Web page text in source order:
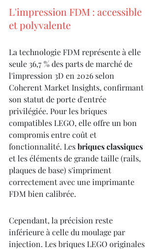
L'impression FDM : accessible
et polyvalente
La technologie FDM représente à elle
seule 36,7 % des parts de marché de
l'impression 3D en 2026 selon
Coherent Market Insights, confirmant
son statut de porte d'entrée
privilégiée. Pour les briques
compatibles LEGO, elle offre un bon
compromis entre coût et
fonctionnalité. Les briques classiques
et les éléments de grande taille (rails,
plaques de base) s'impriment
correctement avec une imprimante
FDM bien calibrée.
Cependant, la précision reste
inférieure à celle du moulage par
injection. Les briques LEGO originales